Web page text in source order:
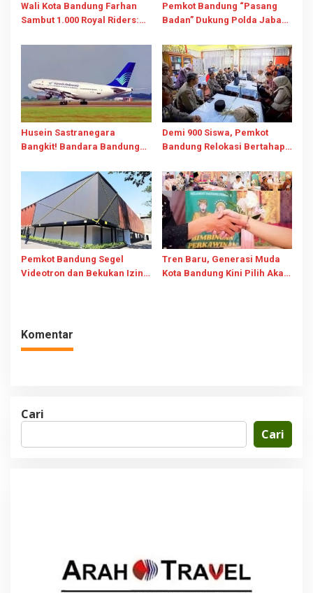
Wali Kota Bandung Farhan
Sambut 1.000 Royal Riders:
Penggerak Pariwisata dan
Pemkot Bandung “Pasang
Badan” Dukung Polda Jabar
Kasus Terungkap
Husein Sastranegara
Bangkit! Bandara Bandung
Mulai 14 Agustus 2026
Demi 900 Siswa, Pemkot
Bandung Relokasi Bertahap
“Pasang Badan” Tolak
Pengusiran
Pemkot Bandung Segel
Videotron dan Bekukan Izin
Tren Baru, Generasi Muda
Kota Bandung Kini Pilih Akad
Komentar
Cari
Cari